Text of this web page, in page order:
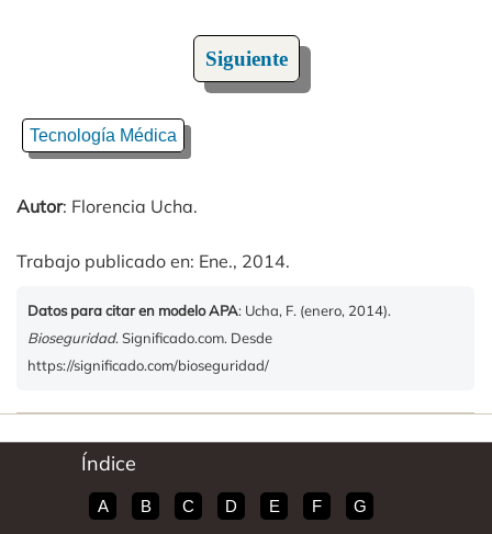
Siguiente
Tecnología Médica
Autor: Florencia Ucha.
Trabajo publicado en: Ene., 2014.
Datos para citar en modelo APA: Ucha, F. (enero, 2014).
Bioseguridad. Significado.com. Desde
https://significado.com/bioseguridad/
Índice
A B C D E F G